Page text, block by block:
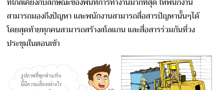
สามารถมองถึงปัญหา และพนักงานสามารถสื่อสารปัญหานั้นๆได้
โดยสุดท้ายทุกคนสามารถสร้างสโลแกน และสื่อสารร่วมกันที่วง
ประชุมในตอนเช้า